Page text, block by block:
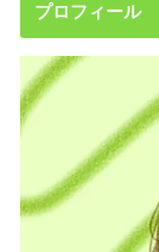
プロフィール